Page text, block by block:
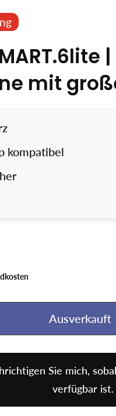
mit
kompatibel
Ausverkauft
Sie mich,
verfügbar ist.